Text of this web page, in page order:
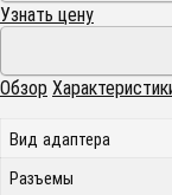
Узнать цену
Обзор
Вид адаптера
Разъемы